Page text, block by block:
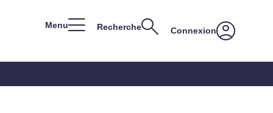
Menu Recherche Connexion